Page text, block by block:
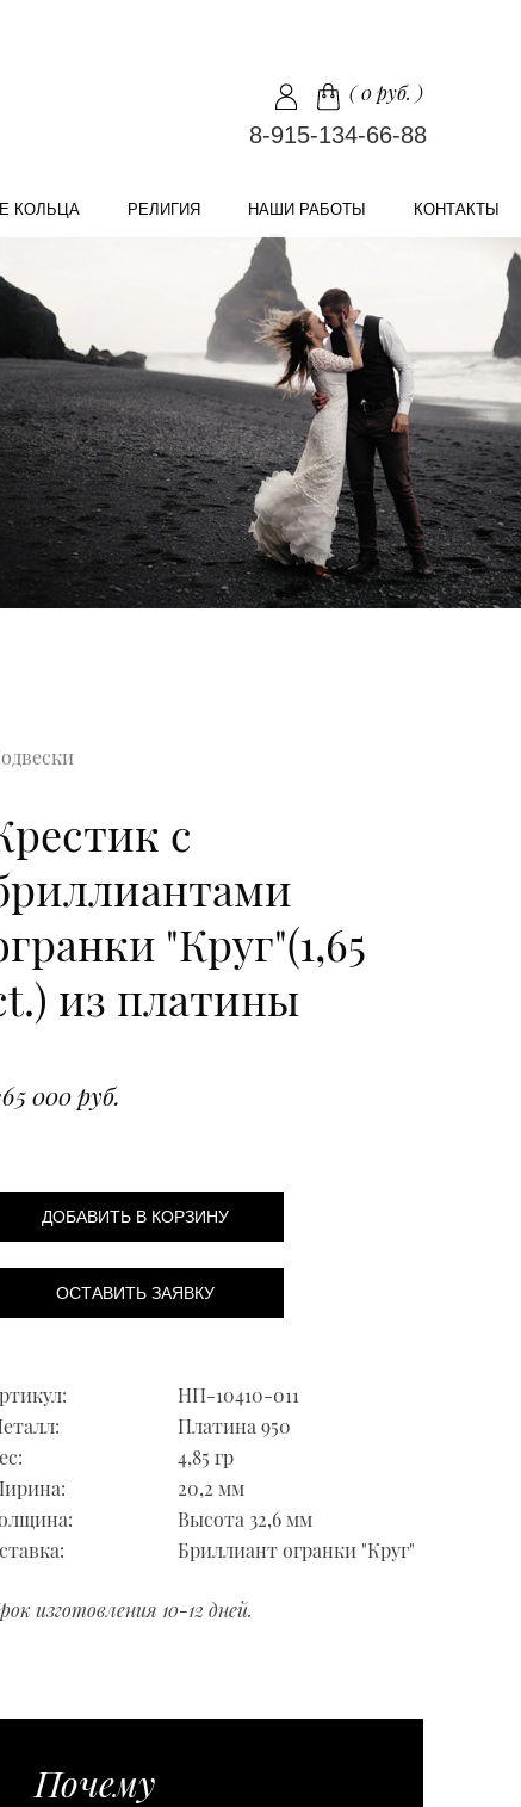
(0 руб. )
8-915-134-66-88
КОЛЬЦА РЕЛИГИЯ НАШИ РАБОТЫ КОНТАКТЫ
с
"Круг"(1,65
из платины
000 руб.
ДОБАВИТЬ В КОРЗИНУ
ОСТАВИТЬ ЗАЯВКУ
НП-10410-011
Платина 950
4,85 гр
20,2 мм
Высота 32,6 мм
Бриллиант огранки "Круг"
изготовления 10-12 дней.
Почему